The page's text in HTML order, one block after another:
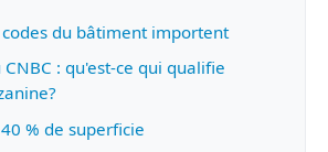
du bâtiment importent
: qu'est-ce qui qualifie
% de superficie